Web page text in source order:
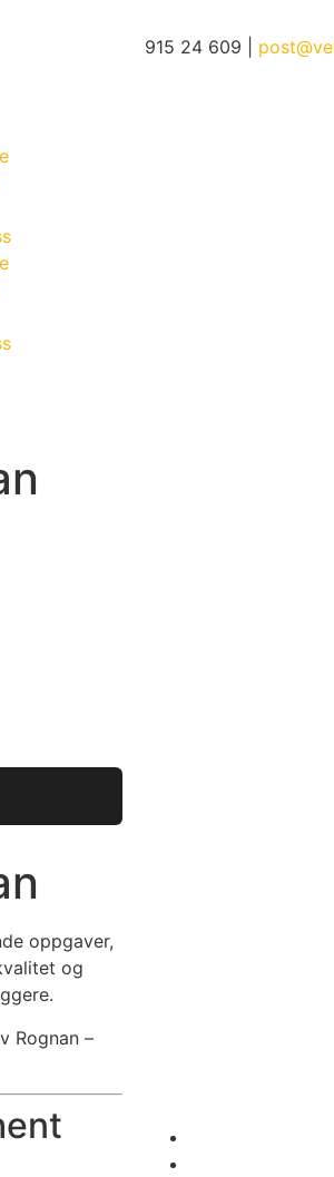
915 24 609 |
oppgaver,
og
Rognan –